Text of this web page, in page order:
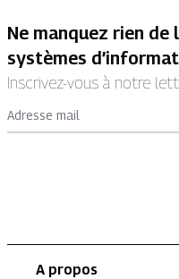
Ne manquez rien de
systèmes
Inscrivez-vous à notre
Adresse mail
A propos